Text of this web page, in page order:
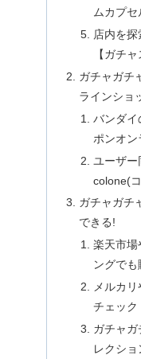
ムカプセ
店内を
【ガチャ
ガチャガチ
ラインショ
バンダイ
ポンオン
ユーザー
colone(
ガチャガチ
できる!
楽天市場
ングでも
メルカ
チェック
ガチャガ
レクショ